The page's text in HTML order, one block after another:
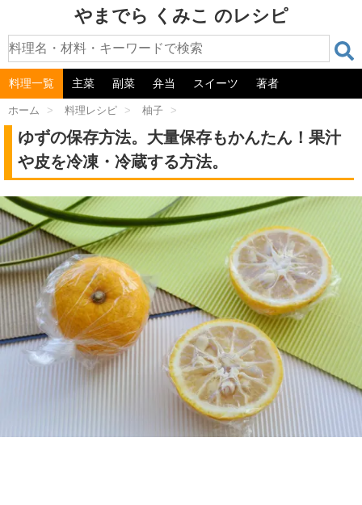
やまでら くみこ のレシピ
料理一覧 主菜 副菜 弁当 スイーツ 著者
ホーム > 料理レシピ > 柚子 >
ゆずの保存方法。大量保存もかんたん！果汁
や皮を冷凍・冷蔵する方法。